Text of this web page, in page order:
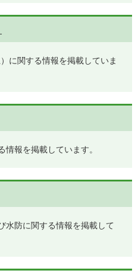
に関する情報を掲載していま
報を掲載しています。
水防に関する情報を掲載して